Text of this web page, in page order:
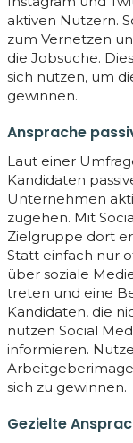
aktiven Nutzern.
zum Vernetzen
die Jobsuche.
sich nutzen, um
gewinnen.
Ansprache
Laut einer
Kandidaten
Unternehmen
zugehen. Mit
Zielgruppe dort
Statt einfach nur
über soziale
treten und eine
Kandidaten, die
nutzen Social
informieren.
sich zu gewinnen.
Gezielte